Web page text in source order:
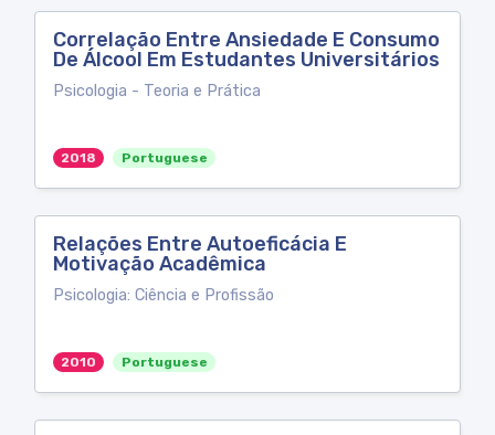
Correlação Entre Ansiedade E Consumo
De Álcool Em Estudantes Universitários
Psicologia - Teoria e Prática
2018 Portuguese
Relações Entre Autoeficácia E
Motivação Acadêmica
Psicologia: Ciência e Profissão
2010 Portuguese